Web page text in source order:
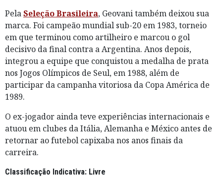
PelaSeleção Brasileira, Geovani também deixou sua
marca. Foi campeão mundial sub-20 em 1983, torneio
em que terminou como artilheiro e marcou o gol
decisivo da final contra a Argentina. Anos depois,
integrou a equipe que conquistou a medalha de prata
nos Jogos Olímpicos de Seul, em 1988, além de
participar da campanha vitoriosa da Copa América de
1989.
O ex-jogador ainda teve experiências internacionais e
atuou em clubes da Itália, Alemanha e México antes de
retornar ao futebol capixaba nos anos finais da
carreira.
Classificação Indicativa: Livre